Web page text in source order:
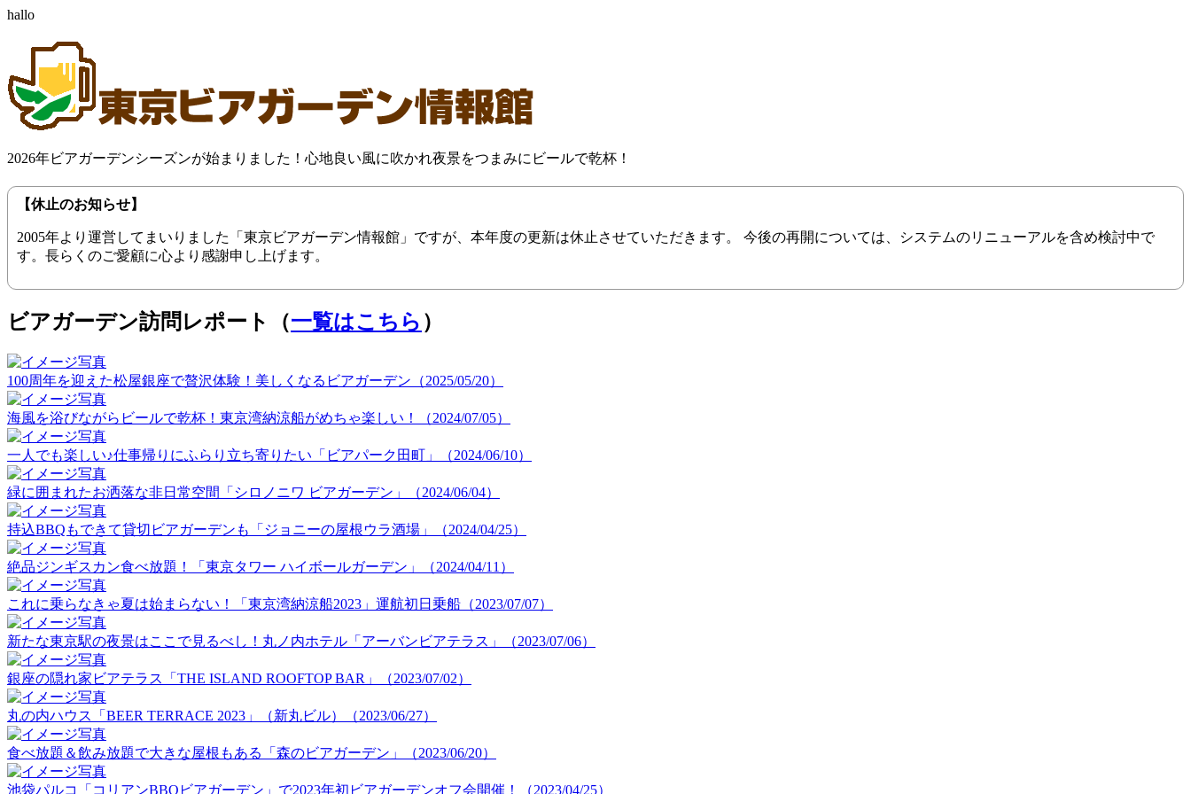
hallo
2026年ビアガーデンシーズンが始まりました！心地良い風に吹かれ夜景をつまみにビールで乾杯！
【休止のお知らせ】
2005年より運営してまいりました「東京ビアガーデン情報館」ですが、本年度の更新は休止させていただきます。 今後の再開については、システムのリニューアルを含め検討中で
す。長らくのご愛顧に心より感謝申し上げます。
ビアガーデン訪問レポート（一覧はこちら ）
100周年を迎えた松屋銀座で贅沢体験！美しくなるビアガーデン（2025/05/20）
海風を浴びながらビールで乾杯！東京湾納涼船がめちゃ楽しい！（2024/07/05）
一人でも楽しい♪仕事帰りにふらり立ち寄りたい「ビアパーク田町」（2024/06/10）
緑に囲まれたお洒落な非日常空間「シロノニワ ビアガーデン」（2024/06/04）
持込BBQもできて貸切ビアガーデンも「ジョニーの屋根ウラ酒場」（2024/04/25）
絶品ジンギスカン食べ放題！「東京タワー ハイボールガーデン」（2024/04/11）
これに乗らなきゃ夏は始まらない！「東京湾納涼船2023」運航初日乗船（2023/07/07）
新たな東京駅の夜景はここで見るべし！丸ノ内ホテル「アーバンビアテラス」（2023/07/06）
銀座の隠れ家ビアテラス「THE ISLAND ROOFTOP BAR」（2023/07/02）
丸の内ハウス「BEER TERRACE 2023」（新丸ビル）（2023/06/27）
食べ放題＆飲み放題で大きな屋根もある「森のビアガーデン」（2023/06/20）
池袋パルコ「コリアンBBQビアガーデン」で2023年初ビアガーデンオフ会開催！（2023/04/25）